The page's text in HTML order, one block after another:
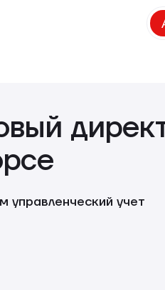
управленческий учет